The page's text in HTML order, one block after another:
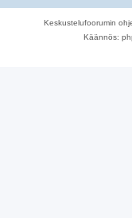
Keskustelufoorumin
Käännös: